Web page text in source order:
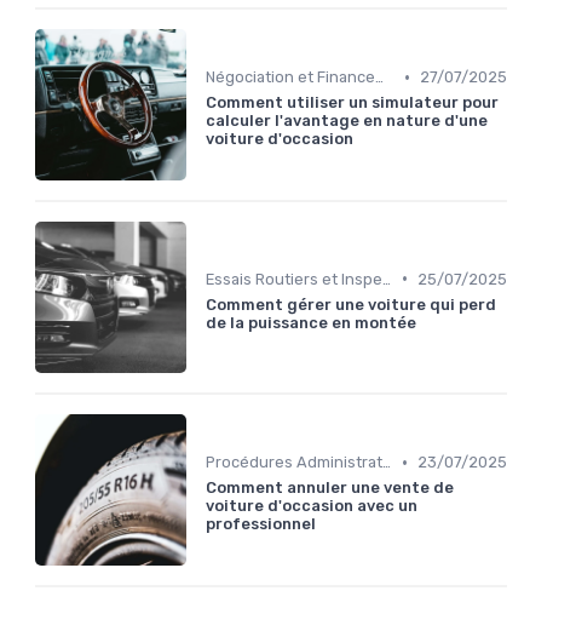
Négociation et Financement •
27/07/2025
Comment utiliser un simulateur pour
calculer l'avantage en nature d'une
voiture d'occasion
•
25/07/2025
Comment gérer une voiture qui perd
de la puissance en montée
Procédures Administratives •
23/07/2025
Comment annuler une vente de
voiture d'occasion avec un
professionnel